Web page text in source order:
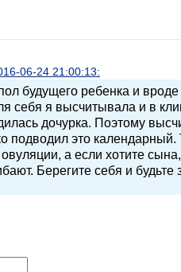
06-24 21:00:13:
будущего ребенка и вроде
себя я высчитывала и в
дочурка. Поэтому
это календарный.
а если хотите
Берегите себя и будьте